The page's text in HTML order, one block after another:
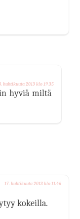
huhtikuuta 2013 klo 19.35
hyviä miltä
17. huhtikuuta 2013 klo 11.46
kokeilla.